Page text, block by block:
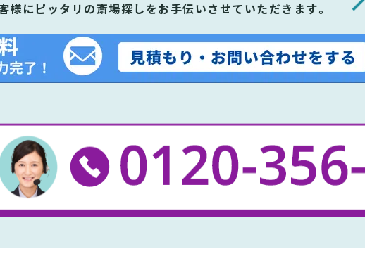
様にピッタリの斎場探しをお手伝いさせていただきます。